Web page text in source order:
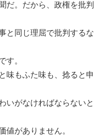
だ。だから、政権を批判
と同じ理屈で批判するな
す。
味もふた味も、捻ると申
いがなければならないと
値がありません。